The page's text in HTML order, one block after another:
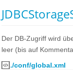
Der DB-Zugriff wird
leer (bis auf
./conf/global.xml